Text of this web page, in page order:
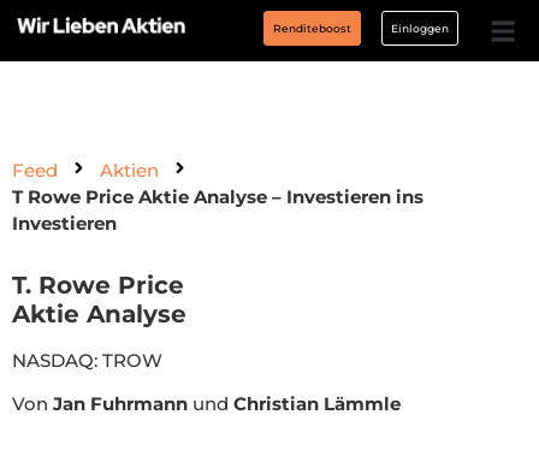
Renditeboost Einloggen
Feed
Aktien
T Rowe Price Aktie Analyse – Investieren ins
Investieren
T. Rowe Price
Aktie Analyse
NASDAQ: TROW
Von Jan Fuhrmann und Christian Lämmle